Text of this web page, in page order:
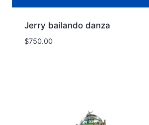
Jerry bailando danza
$750.00